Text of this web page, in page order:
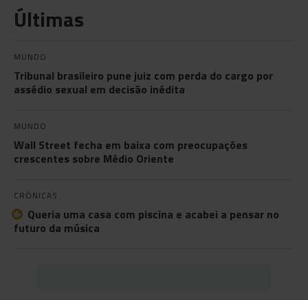
Últimas
MUNDO
Tribunal brasileiro pune juiz com perda do cargo por
assédio sexual em decisão inédita
MUNDO
Wall Street fecha em baixa com preocupações
crescentes sobre Médio Oriente
CRÓNICAS
Queria uma casa com piscina e acabei a pensar no
futuro da música